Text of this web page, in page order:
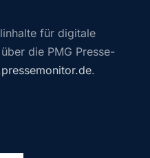
für digitale
die PMG Presse-
.